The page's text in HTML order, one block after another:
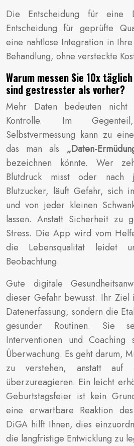
Die Entscheidung für
Entscheidung für geprüfte
eine nahtlose Integration in
Behandlung, ohne versteckte
Warum messen Sie 10x
sind gestresster als vorher?
Mehr Daten bedeuten nicht
Kontrolle. Im
Selbstvermessung kann zu
das man als „Daten-
bezeichnen könnte. Wer
Blutdruck misst oder nach
Blutzucker, läuft Gefahr, sich
und von jeder kleinen
lassen. Anstatt Sicherheit zu
Stress. Die App wird vom
die Lebensqualität leidet
Beobachtung.
Gute digitale
dieser Gefahr bewusst. Ihr Ziel
Datenerfassung, sondern die
gesunder Routinen. Sie
Interventionen und Coaching
Überwachung. Es geht darum,
zu verstehen, anstatt auf
überzureagieren. Ein leicht
Geburtstagsfeier ist kein
eine erwartbare Reaktion
DiGA hilft Ihnen, dies
die langfristige Entwicklung zu